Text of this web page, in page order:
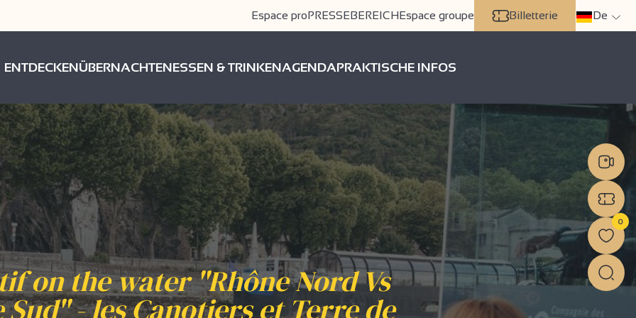
Espace proPRESSEBEREICHEspace groupe Billetterie De
ENTDECKENÜBERNACHTENESSEN & TRINKENAGENDAPRAKTISCHE INFOS
on the water "Rhône Nord Vs
Sud" - les Canotiers et Terre de
0